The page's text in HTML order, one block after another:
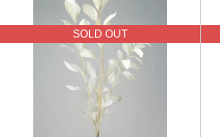
SOLD OUT